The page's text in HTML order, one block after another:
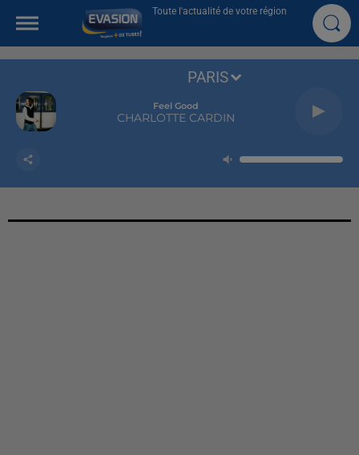
Toute l'actualité de votre région
Feel Good
CHARLOTTE CARDIN
PARIS